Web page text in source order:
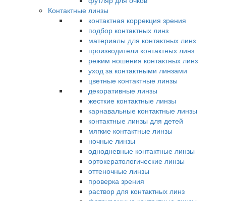
Контактные линзы
контактная коррекция зрения
подбор контактных линз
материалы для контактных линз
производители контактных линз
режим ношения контактных линз
уход за контактными линзами
цветные контактные линзы
декоративные линзы
жесткие контактные линзы
карнавальные контактные линзы
контактные линзы для детей
мягкие контактные линзы
ночные линзы
однодневные контактные линзы
ортокератологические линзы
оттеночные линзы
проверка зрения
раствор для контактных линз